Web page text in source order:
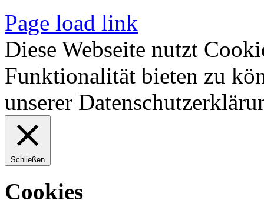
Page load link
Diese Webseite nutzt
Funktionalität bieten zu
unserer
Schließen
Cookies